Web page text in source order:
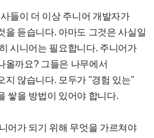
들이 더 이상 주니어 개발자가
을 듣습니다. 아마도 그것은 사실일
시니어는 필요합니다. 주니어가
올까요? 그들은 나무에서
지 않습니다. 모두가 "경험 있는"
쌓을 방법이 있어야 합니다.
어가 되기 위해 무엇을 가르쳐야